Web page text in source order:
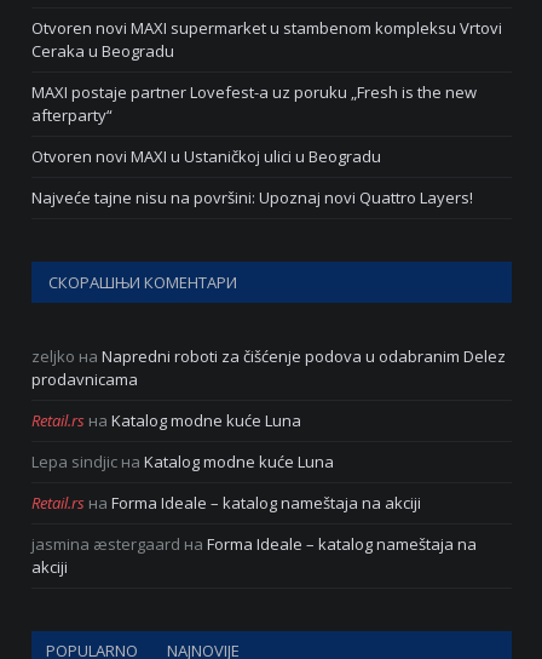
Otvoren novi MAXI supermarket u stambenom kompleksu Vrtovi
Ceraka u Beogradu
MAXI postaje partner Lovefest-a uz poruku „Fresh is the new
afterparty“
Otvoren novi MAXI u Ustaničkoj ulici u Beogradu
Najveće tajne nisu na površini: Upoznaj novi Quattro Layers!
СКОРАШЊИ КОМЕНТАРИ
zeljko на Napredni roboti za čišćenje podova u odabranim Delez
prodavnicama
Retail.rs на Katalog modne kuće Luna
Lepa sindjic на Katalog modne kuće Luna
Retail.rs на Forma Ideale – katalog nameštaja na akciji
jasmina æstergaard на Forma Ideale – katalog nameštaja na
akciji
POPULARNO NAJNOVIJE